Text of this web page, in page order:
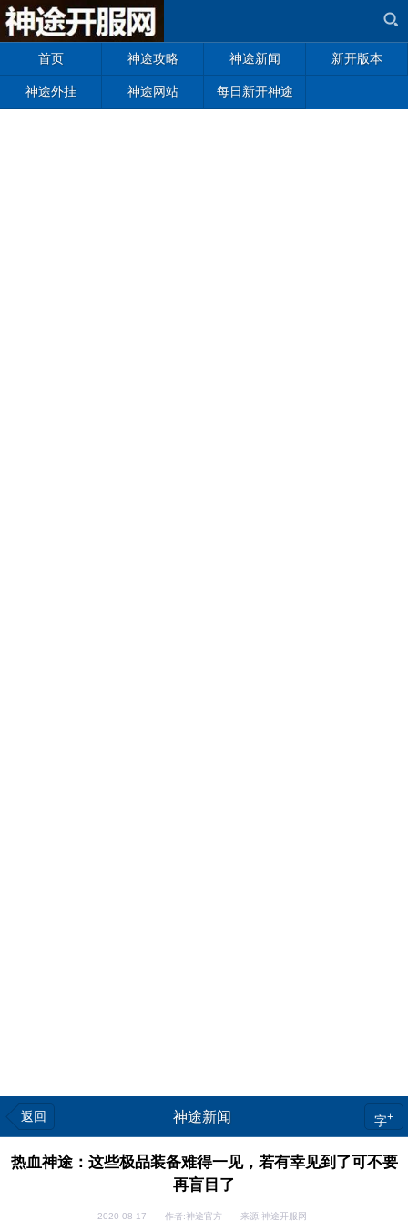
首页 神途攻略 神途新闻 新开版本
神途外挂 神途网站 每日新开神途
返回 神途新闻 字+
热血神途：这些极品装备难得一见，若有幸见到了可不要
再盲目了
2020-08-17 作者:神途官方 来源:神途开服网